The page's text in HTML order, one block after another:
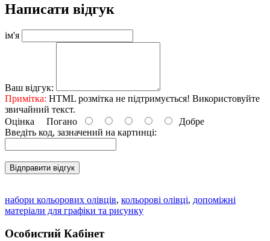
Написати відгук
ім'я
Ваш відгук:
Примітка: HTML розмітка не підтримується! Використовуйте
звичайний текст.
Оцінка Погано
Добре
Введіть код, зазначений на картинці:
Відправити відгук
набори кольорових олівців, кольорові олівці, допоміжні
матеріали для графіки та рисунку
Особистий Кабінет